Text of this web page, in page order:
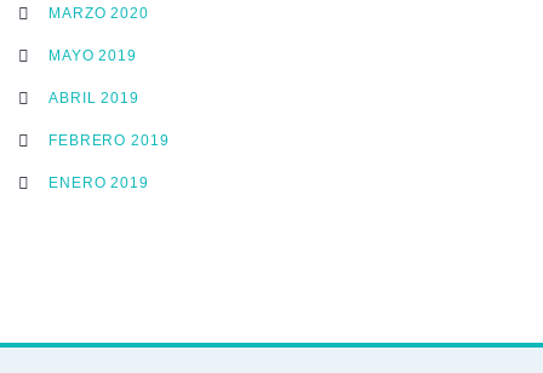
MARZO 2020
MAYO 2019
ABRIL 2019
FEBRERO 2019
ENERO 2019